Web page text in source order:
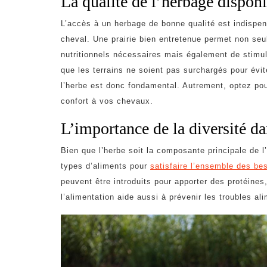
L’accès à un herbage de bonne qualité est
cheval. Une prairie bien entretenue permet non
nutritionnels nécessaires mais également de
que les terrains ne soient pas surchargés pour
l’herbe est donc fondamental. Autrement, optez
confort à vos chevaux.
L’importance de la diversité
Bien que l’herbe soit la composante principale de
types d’aliments pour satisfaire l’ensemble des
peuvent être introduits pour apporter des
l’alimentation aide aussi à prévenir les troubles